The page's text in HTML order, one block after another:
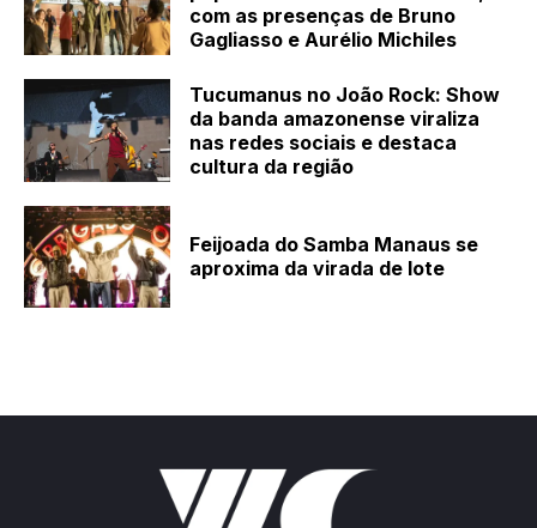
com as presenças de Bruno
Gagliasso e Aurélio Michiles
Tucumanus no João Rock: Show
da banda amazonense viraliza
nas redes sociais e destaca
cultura da região
Feijoada do Samba Manaus se
aproxima da virada de lote